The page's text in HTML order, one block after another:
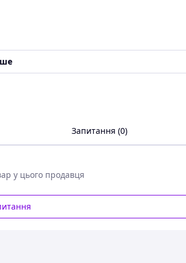
Запитання (0)
у цього продавця